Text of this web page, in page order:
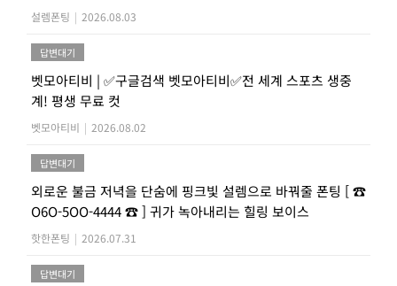
설렘폰팅 | 2026.08.03
답변대기
벳모아티비 | ✅구글검색 벳모아티비✅전 세계 스포츠 생중
계! 평생 무료 컷
벳모아티비 | 2026.08.02
답변대기
외로운 불금 저녁을 단숨에 핑크빛 설렘으로 바꿔줄 폰팅 [ ☎
O6O-5OO-4444 ☎ ] 귀가 녹아내리는 힐링 보이스
핫한폰팅 | 2026.07.31
답변대기